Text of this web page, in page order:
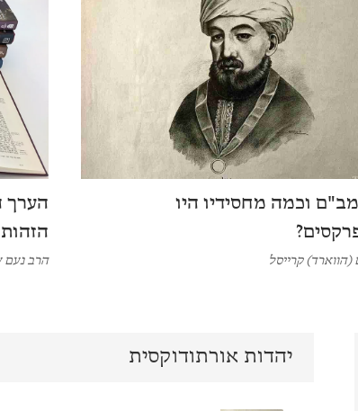
וכמה מחסידיו היו
(הווארד) קרייסל
הערך
הרב נעם
יהדות אורתודוקסית